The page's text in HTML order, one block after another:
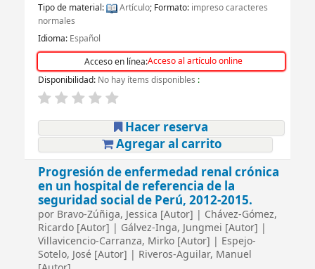
Tipo de material:
Artículo; Formato: impreso caracteres
normales
Idioma: Español
Acceso en línea:Acceso al artículo online
Disponibilidad: No hay ítems disponibles :
Hacer reserva
Agregar al carrito
Progresión de enfermedad renal crónica
en un hospital de referencia de la
seguridad social de Perú, 2012-2015.
por Bravo-Zúñiga, Jessica [Autor] | Chávez-Gómez,
Ricardo[Autor] | Gálvez-Inga, Jungmei [Autor] |
Villavicencio-Carranza, Mirko[Autor] | Espejo-
Sotelo, José[Autor] | Riveros-Aguilar, Manuel